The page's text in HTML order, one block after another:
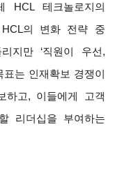
HCL 테크놀로지의
의 변화 전략 중
지만 ‘직원이 우선,
표는 인재확보 경쟁이
하고, 이들에게 고객
리더십을 부여하는